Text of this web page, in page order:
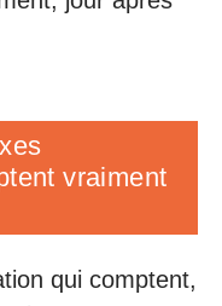
vraiment
qui comptent,